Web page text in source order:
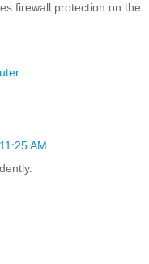
firewall protection on the
AM